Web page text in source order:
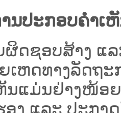
ນປະກອບຄຳເ
ດຊອບສ້າງ ແລ
ເຫດທາງລັດຖະ
ນແມ່ນຢ່າງໜ້ອ
ງ ແລະ ປະກາ